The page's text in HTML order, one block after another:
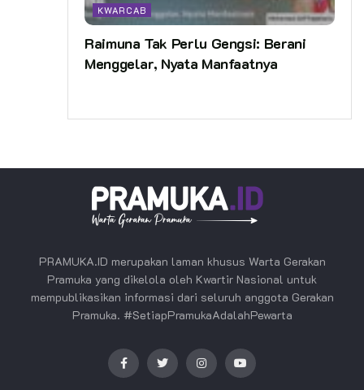
KWARCAB
Raimuna Tak Perlu Gengsi: Berani
Menggelar, Nyata Manfaatnya
PRAMUKA.ID merupakan laman khusus Warta Gerakan
Pramuka yang dikelola oleh Kwartir Nasional untuk
mempublikasikan informasi dari seluruh anggota Gerakan
Pramuka. #SetiapPramukaAdalahPewarta